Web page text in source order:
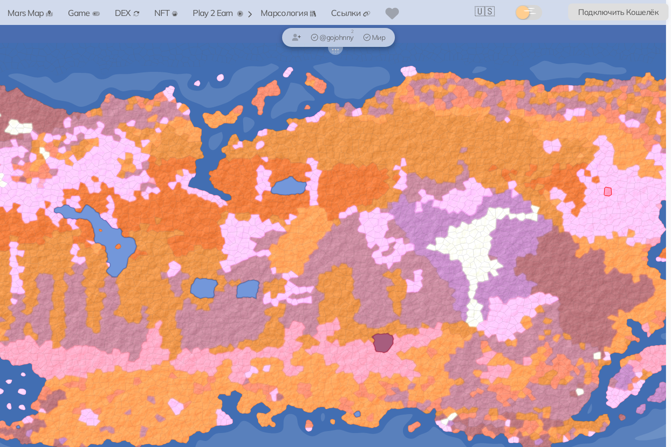
🇺🇸 Подключить Кошелёк
Mars Map Game DEX NFT Play 2 Earn Марсология Ссылки
@gojohnny
2
Мир